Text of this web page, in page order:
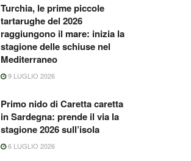
Turchia, le prime piccole
tartarughe del 2026
raggiungono il mare: inizia la
stagione delle schiuse nel
Mediterraneo
9 LUGLIO 2026
Primo nido di Caretta caretta
in Sardegna: prende il via la
stagione 2026 sull’isola
6 LUGLIO 2026